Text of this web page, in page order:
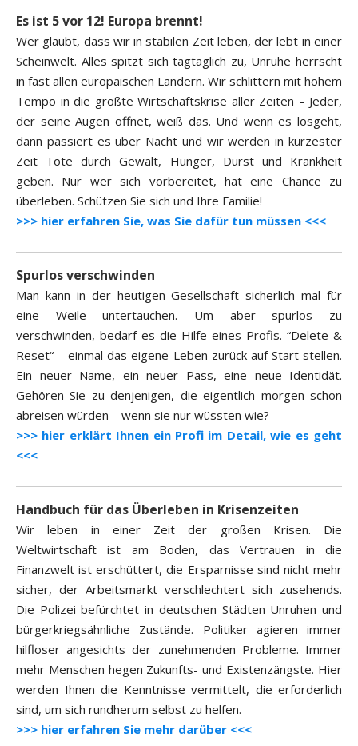
Es ist 5 vor 12! Europa brennt!
Wer glaubt, dass wir in stabilen Zeit leben, der lebt in einer
Scheinwelt. Alles spitzt sich tagtäglich zu, Unruhe herrscht
in fast allen europäischen Ländern. Wir schlittern mit hohem
Tempo in die größte Wirtschaftskrise aller Zeiten – Jeder,
der seine Augen öffnet, weiß das. Und wenn es losgeht,
dann passiert es über Nacht und wir werden in kürzester
Zeit Tote durch Gewalt, Hunger, Durst und Krankheit
geben. Nur wer sich vorbereitet, hat eine Chance zu
überleben. Schützen Sie sich und Ihre Familie!
>>> hier erfahren Sie, was Sie dafür tun müssen <<<
Spurlos verschwinden
Man kann in der heutigen Gesellschaft sicherlich mal für
eine Weile untertauchen. Um aber spurlos zu
verschwinden, bedarf es die Hilfe eines Profis. “Delete &
Reset“ – einmal das eigene Leben zurück auf Start stellen.
Ein neuer Name, ein neuer Pass, eine neue Identidät.
Gehören Sie zu denjenigen, die eigentlich morgen schon
abreisen würden – wenn sie nur wüssten wie?
>>> hier erklärt Ihnen ein Profi im Detail, wie es geht
<<<
Handbuch für das Überleben in Krisenzeiten
Wir leben in einer Zeit der großen Krisen. Die
Weltwirtschaft ist am Boden, das Vertrauen in die
Finanzwelt ist erschüttert, die Ersparnisse sind nicht mehr
sicher, der Arbeitsmarkt verschlechtert sich zusehends.
Die Polizei befürchtet in deutschen Städten Unruhen und
bürgerkriegsähnliche Zustände. Politiker agieren immer
hilfloser angesichts der zunehmenden Probleme. Immer
mehr Menschen hegen Zukunfts- und Existenzängste. Hier
werden Ihnen die Kenntnisse vermittelt, die erforderlich
sind, um sich rundherum selbst zu helfen.
>>> hier erfahren Sie mehr darüber <<<